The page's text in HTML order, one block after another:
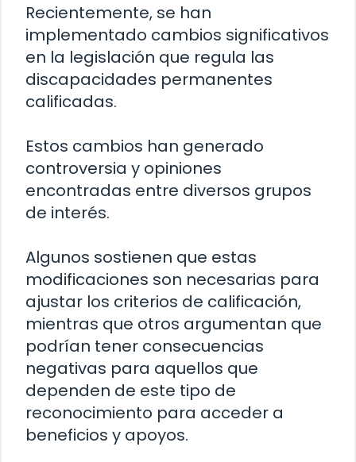
Recientemente, se han
implementado cambios significativos
en la legislación que regula las
discapacidades permanentes
calificadas.
Estos cambios han generado
controversia y opiniones
encontradas entre diversos grupos
de interés.
Algunos sostienen que estas
modificaciones son necesarias para
ajustar los criterios de calificación,
mientras que otros argumentan que
podrían tener consecuencias
negativas para aquellos que
dependen de este tipo de
reconocimiento para acceder a
beneficios y apoyos.